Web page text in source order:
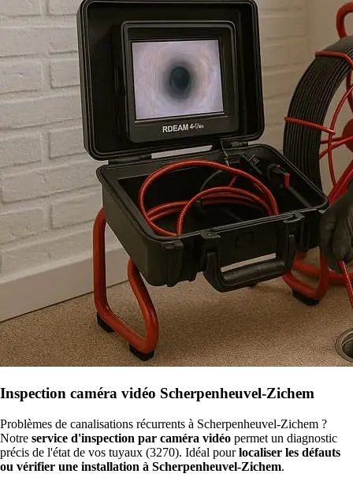
Inspection caméra vidéo Scherpenheuvel-Zichem
Problèmes de canalisations récurrents à Scherpenheuvel-Zichem ?
Notre service d'inspection par caméra vidéo permet un diagnostic
précis de l'état de vos tuyaux (3270). Idéal pourlocaliser les défauts
ou vérifier une installation à Scherpenheuvel-Zichem.